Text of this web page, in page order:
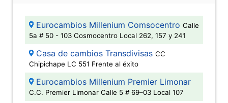
Eurocambios Millenium Comsocentro Calle
5a # 50 - 103 Cosmocentro Local 262, 157 y 241
Casa de cambios Transdivisas CC
Chipichape LC 551 Frente al éxito
Eurocambios Millenium Premier Limonar
C.C. Premier Limonar Calle 5 # 69–03 Local 107